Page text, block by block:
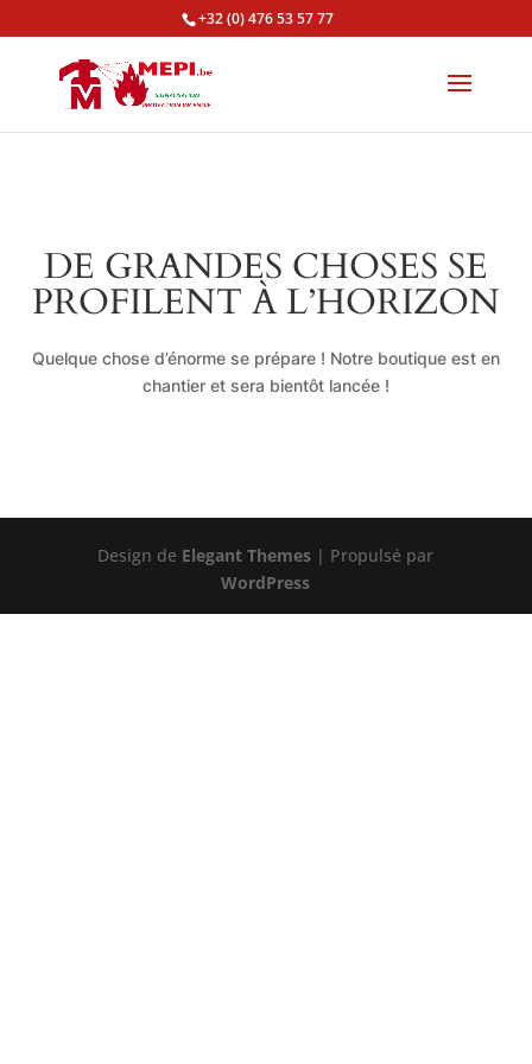
+32 (0) 476 53 57 77
DE GRANDES CHOSES SE
PROFILENT À L’HORIZON
Quelque chose d’énorme se prépare ! Notre boutique est en
chantier et sera bientôt lancée !
Design de Elegant Themes | Propulsé par
WordPress